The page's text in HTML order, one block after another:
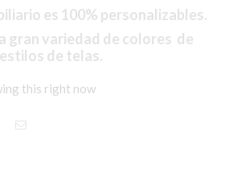
es 100% personalizables.
gran variedad de colores de
de telas.
this right now